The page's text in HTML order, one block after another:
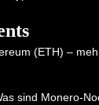
(ETH) –
sind Monero-